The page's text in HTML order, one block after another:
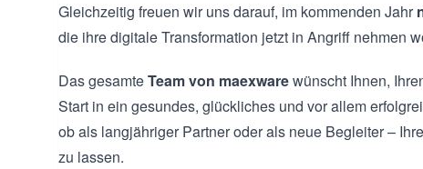
Gleichzeitig freuen wir uns darauf, im kommenden Jahr
die ihre digitale Transformation jetzt in Angriff nehmen
Das gesamteTeam von maexwarewünscht Ihnen,
Start in ein gesundes, glückliches und vor allem
ob als langjähriger Partner oder als neue Begleiter –
zu lassen.